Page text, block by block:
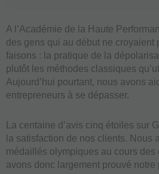
A l’Académie de la Haute
des gens qui au début ne croyaient
faisons : la pratique de la
plutôt les méthodes classiques
Aujourd’hui pourtant, nous avons
entrepreneurs à se dépasser.
La centaine d’avis cinq étoiles sur
la satisfaction de nos clients. Nous
médaillés olympiques au cours des
avons donc largement prouvé notre